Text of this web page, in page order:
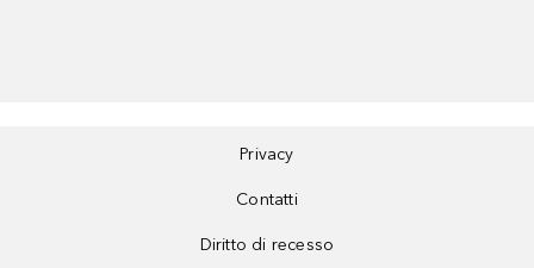
Privacy
Contatti
Diritto di recesso